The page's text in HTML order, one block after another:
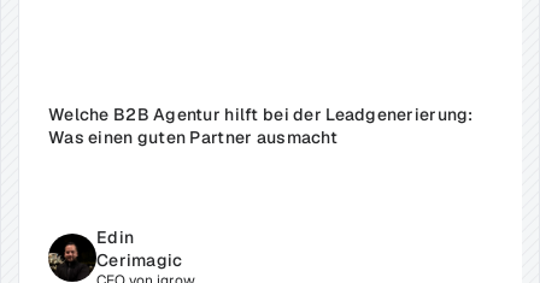
Welche B2B Agentur hilft bei der Leadgenerierung:
Was einen guten Partner ausmacht
Edin
Cerimagic